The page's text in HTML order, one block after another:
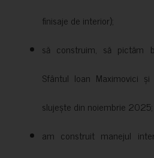
finisaje de interior);
să construim, să pictăm
Sfântul Ioan Maximovici
slujește din noiembrie 2025;
am construit manejul